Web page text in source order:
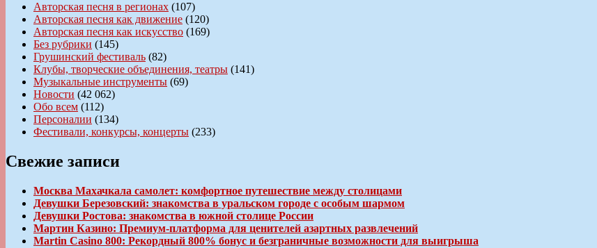
Авторская песня в регионах (107)
Авторская песня как движение (120)
Авторская песня как искусство (169)
Без рубрики (145)
Грушинский фестиваль (82)
Клубы, творческие объединения, театры (141)
Музыкальные инструменты (69)
Новости (42 062)
Обо всем (112)
Персоналии (134)
Фестивали, конкурсы, концерты (233)
Свежие записи
Москва Махачкала самолет: комфортное путешествие между столицами
Девушки Березовский: знакомства в уральском городе с особым шармом
Девушки Ростова: знакомства в южной столице России
Мартин Казино: Премиум-платформа для ценителей азартных развлечений
Martin Casino 800: Рекордный 800% бонус и безграничные возможности для выигрыша